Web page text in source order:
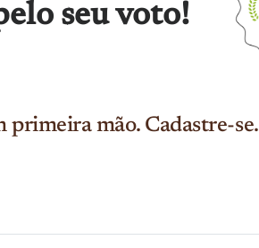
seu voto!
primeira mão. Cadastre-se.